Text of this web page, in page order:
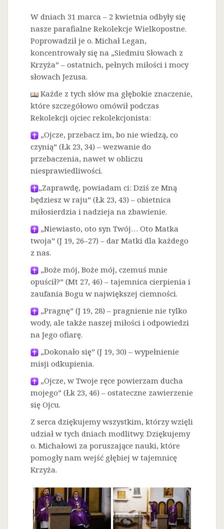
W dniach 31 marca – 2 kwietnia odbyły się
nasze parafialne Rekolekcje Wielkopostne.
Poprowadził je o. Michał Legan,
koncentrowały się na „Siedmiu Słowach z
Krzyża” – ostatnich, pełnych miłości i mocy
słowach Jezusa.
Każde z tych słów ma głębokie znaczenie,
które szczegółowo omówił podczas
Rekolekcji ojciec rekolekcjonista:
„Ojcze, przebacz im, bo nie wiedzą, co
czynią” (Łk 23, 34) – wezwanie do
przebaczenia, nawet w obliczu
niesprawiedliwości.
„Zaprawdę, powiadam ci: Dziś ze Mną
będziesz w raju” (Łk 23, 43) – obietnica
miłosierdzia i nadzieja na zbawienie.
„Niewiasto, oto syn Twój… Oto Matka
twoja” (J 19, 26–27) – dar Matki dla każdego
z nas.
„Boże mój, Boże mój, czemuś mnie
opuścił?” (Mt 27, 46) – tajemnica cierpienia i
zaufania Bogu w największej ciemności.
„Pragnę” (J 19, 28) – pragnienie nie tylko
wody, ale także naszej miłości i odpowiedzi
na Jego ofiarę.
„Dokonało się” (J 19, 30) – wypełnienie
misji odkupienia.
„Ojcze, w Twoje ręce powierzam ducha
mojego” (Łk 23, 46) – ostateczne zawierzenie
się Ojcu.
Z serca dziękujemy wszystkim, którzy wzięli
udział w tych dniach modlitwy. Dziękujemy
o. Michałowi za poruszające nauki, które
pomogły nam wejść głębiej w tajemnicę
Krzyża.